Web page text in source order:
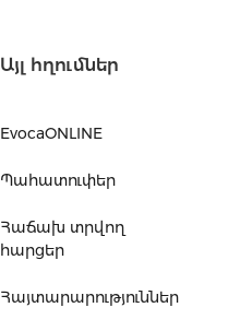
Այլ հղումներ
EvocaONLINE
Պահատուփեր
Հաճախ տրվող
հարցեր
Հայտարարություններ